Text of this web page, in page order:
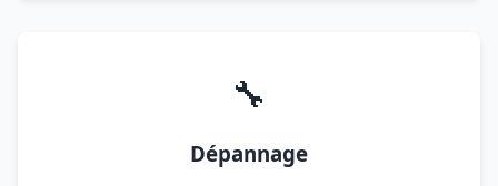
🔧
Dépannage